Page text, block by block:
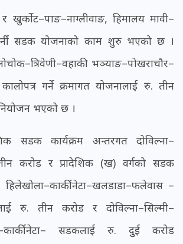
खुर्कोट–पाङ–नाग्लीवाङ, हिमालय मावी–
सडक योजनाको काम शुरु भएको छ ।
भञ्याङ–पोखराचौर–
गर्ने क्रमागत योजनालाई रु. तीन
भएको छ ।
सडक कार्यक्रम अन्तरगत दोविल्ना–
करोड र प्रादेशिक (ख) वर्गको सडक
हिलेखोला–कार्कीनेटा–खलडाडा–फलेवास –
रु. तीन करोड र दोविल्ना–सिल्मी–
सडकलाई रु. दुुई करोड